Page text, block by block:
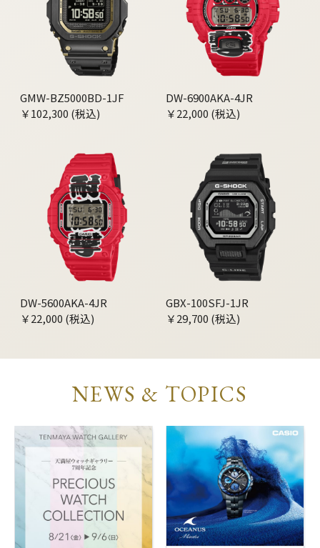
GMW-BZ5000BD-1JF
￥102,300 (税込)
DW-6900AKA-4JR
￥22,000 (税込)
DW-5600AKA-4JR
￥22,000 (税込)
GBX-100SFJ-1JR
￥29,700 (税込)
NEWS & TOPICS